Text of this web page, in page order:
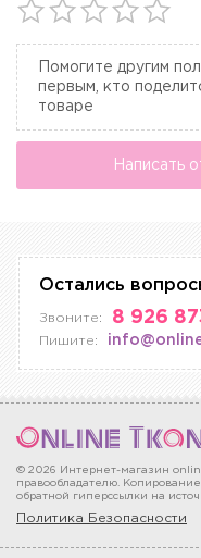
Помогите другим
первым, кто
товаре
Написать
Остались
Звоните: 8 926
Пишите:
© 2026 Интернет-магазин
правообладателю.
обратной гиперссылки на
Политика Безопасности